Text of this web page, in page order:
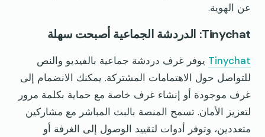
عن الهوية.
Tinychat: الدردشة الجماعية أصبحت سهلة
Tinychat يوفر غرف دردشة جماعية بالفيديو والنص
للتواصل حول الاهتمامات المشتركة. يمكنك الانضمام إلى
غرف موجودة أو إنشاء غرف خاصة مع حماية بكلمة مرور
لتعزيز الأمان. تسمح المنصة بالبث المباشر مع مشاركين
متعددين، وتوفر أدوات لتقييد الوصول إلى الغرفة أو